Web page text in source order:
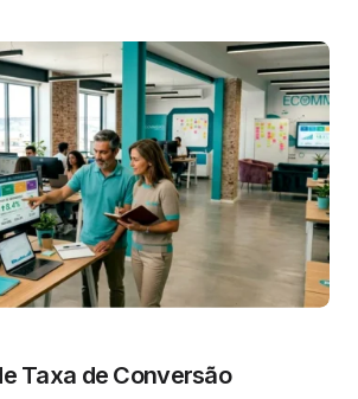
Taxa de Conversão